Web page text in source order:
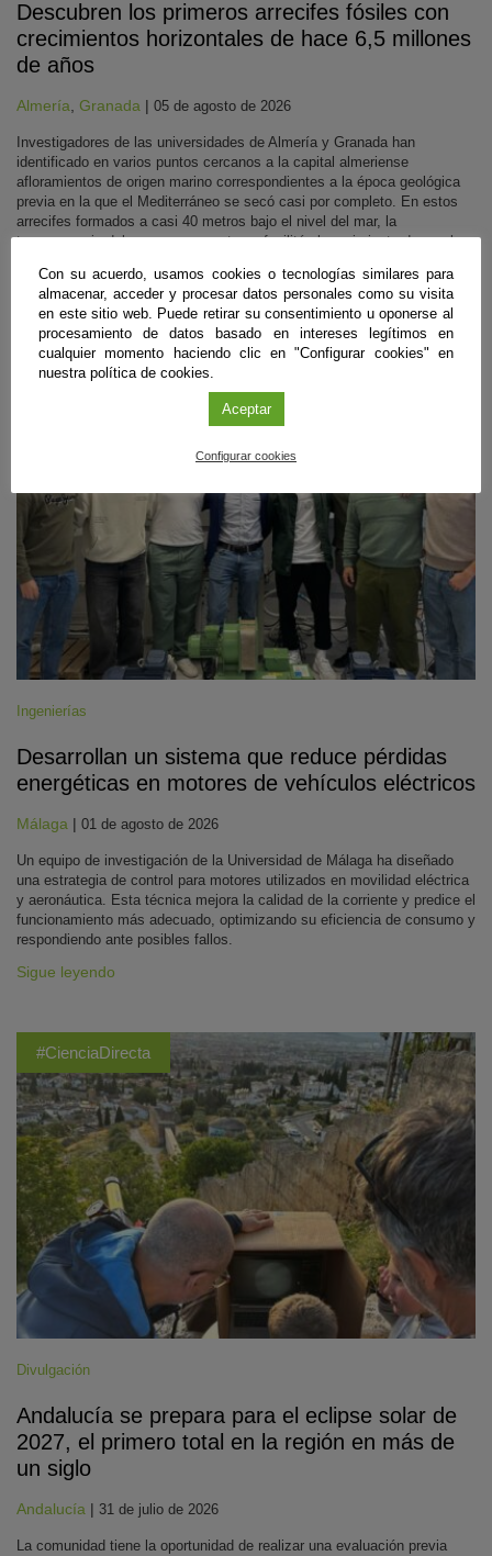
Descubren los primeros arrecifes fósiles con
crecimientos horizontales de hace 6,5 millones
de años
Almería Granada | 05 de agosto de 2026
Investigadores de las universidades de Almería y Granada han
identificado en varios puntos cercanos a la capital almeriense
afloramientos de origen marino correspondientes a la época geológica
previa en la que el Mediterráneo se secó casi por completo. En estos
arrecifes formados a casi 40 metros bajo el nivel del mar, la
transparencia del agua en ese entorno facilitó el crecimiento de corales
del pasado.
Sigue leyendo
Ingenierías
Desarrollan un sistema que reduce pérdidas
energéticas en motores de vehículos eléctricos
Málaga | 01 de agosto de 2026
Un equipo de investigación de la Universidad de Málaga ha diseñado
una estrategia de control para motores utilizados en movilidad eléctrica
y aeronáutica. Esta técnica mejora la calidad de la corriente y predice el
funcionamiento más adecuado, optimizando su eficiencia de consumo y
respondiendo ante posibles fallos.
Sigue leyendo
#CienciaDirecta
Divulgación
Andalucía se prepara para el eclipse solar de
2027, el primero total en la región en más de
un siglo
Andalucía | 31 de julio de 2026
La comunidad tiene la oportunidad de realizar una evaluación previa
Con su acuerdo, usamos cookies o tecnologías similares para
almacenar, acceder y procesar datos personales como su visita
en este sitio web. Puede retirar su consentimiento u oponerse al
procesamiento de datos basado en intereses legítimos en
cualquier momento haciendo clic en "Configurar cookies" en
nuestra política de cookies.
Aceptar
Configurar cookies